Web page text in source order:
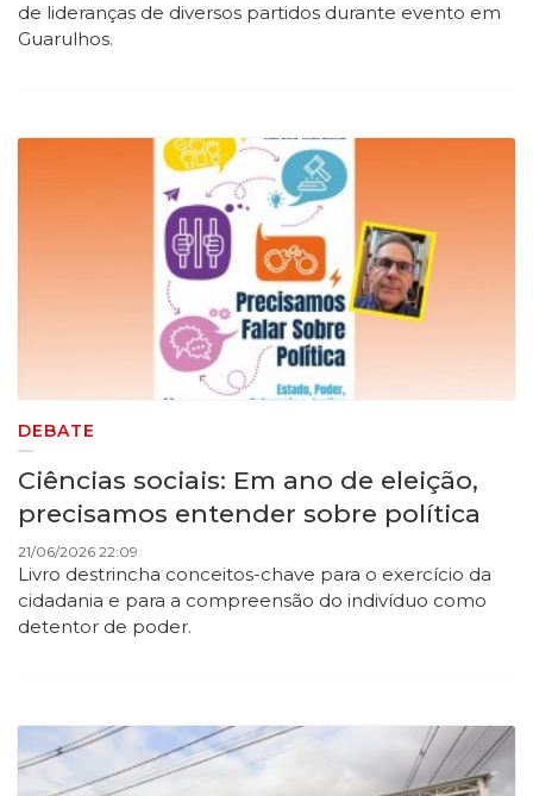
de lideranças de diversos partidos durante evento em
Guarulhos.
DEBATE
Ciências sociais: Em ano de eleição,
precisamos entender sobre política
21/06/2026 22:09
Livro destrincha conceitos-chave para o exercício da
cidadania e para a compreensão do indivíduo como
detentor de poder.